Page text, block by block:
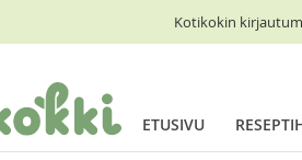
Kotikokin
ETUSIVU